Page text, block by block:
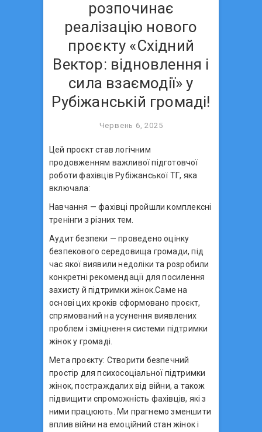
розпочинає
реалізацію нового
проєкту «Східний
Вектор: відновлення і
сила взаємодії» у
Рубіжанській громаді!
Червень 6, 2025
Цей проєкт став логічним
продовженням важливої підготовчої
роботи фахівців Рубіжанської ТГ, яка
включала:
Навчання — фахівці пройшли комплексні
тренінги з різних тем.
Аудит безпеки — проведено оцінку
безпекового середовища громади, під
час якої виявили недоліки та розробили
конкретні рекомендації для посилення
захисту й підтримки жінок.Саме на
основі цих кроків сформовано проєкт,
спрямований на усунення виявлених
проблем і зміцнення системи підтримки
жінок у громаді.
Мета проєкту: Створити безпечний
простір для психосоціальної підтримки
жінок, постраждалих від війни, а також
підвищити спроможність фахівців, які з
ними працюють. Ми прагнемо зменшити
вплив війни на емоційний стан жінок і